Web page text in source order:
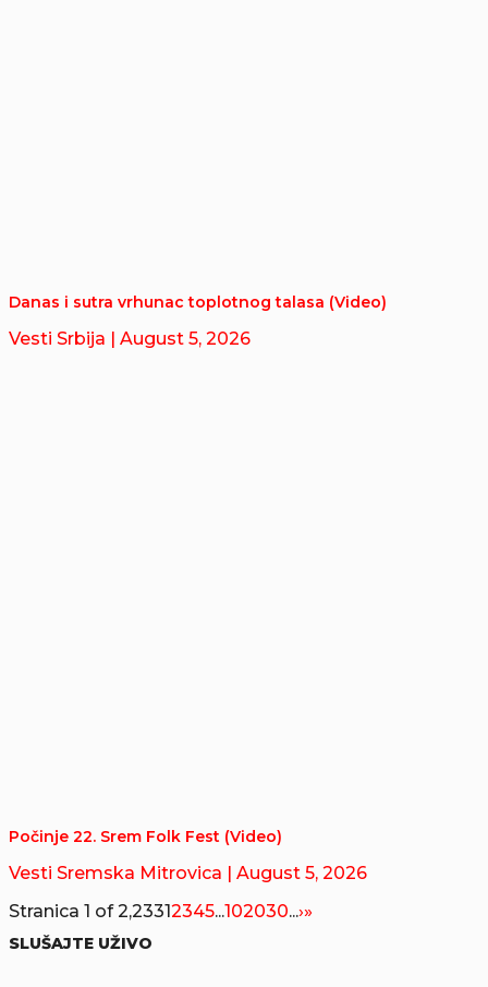
Danas i sutra vrhunac toplotnog talasa (Video)
Vesti Srbija | August 5, 2026
Počinje 22. Srem Folk Fest (Video)
Vesti Sremska Mitrovica
| August 5, 2026
Stranica 1 of 2,23312345...102030...›»
SLUŠAJTE UŽIVO